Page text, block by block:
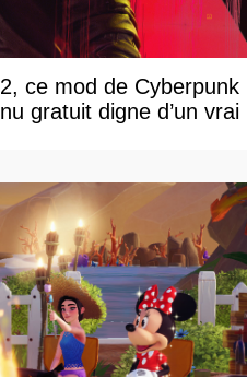
ce mod de Cyberpunk
gratuit digne d’un vrai